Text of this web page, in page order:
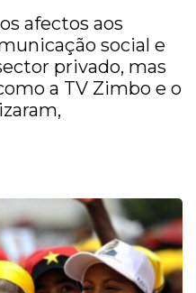
afectos aos
social e
privado, mas
a TV Zimbo e o